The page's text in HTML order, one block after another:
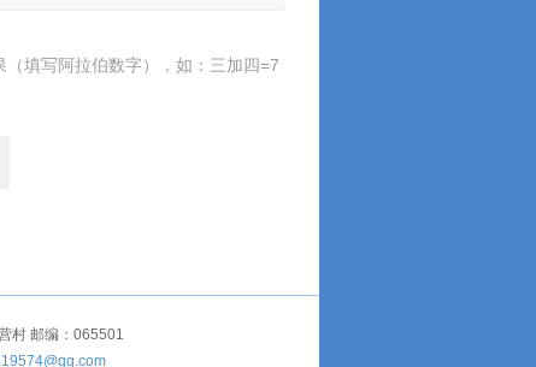
（填写阿拉伯数字），如：三加四=7
村 邮编：065501